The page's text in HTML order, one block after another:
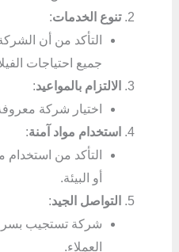
تنوع الخدمات:
التأكد من أن
جميع احتياجات
الالتزام بالمواعيد:
اختيار شركة
استخدام مواد آمنة:
التأكد من
أو البيئة.
التواصل الجيد:
شركة تستجيب
العملاء.